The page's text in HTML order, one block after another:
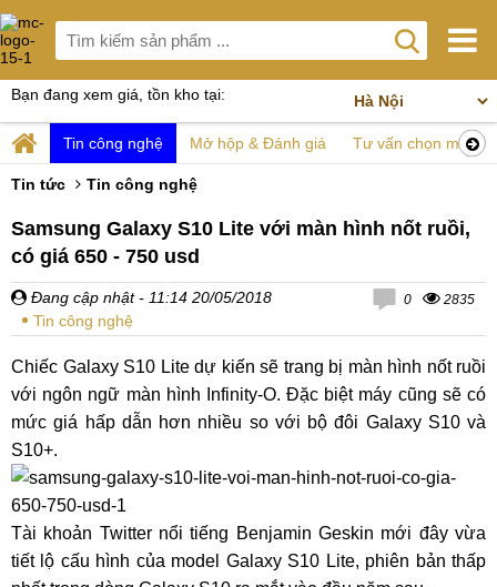
Bạn đang xem giá, tồn kho tại:
Tin công nghệ Mở hộp & Đánh giá Tư vấn chọn mua
Tin tức Tin công nghệ
Samsung Galaxy S10 Lite với màn hình nốt ruồi,
có giá 650 - 750 usd
Đang cập nhật - 11:14 20/05/2018
Tin công nghệ
0 2835
Chiếc Galaxy S10 Lite dự kiến sẽ trang bị màn hình nốt ruồi
với ngôn ngữ màn hình Infinity-O. Đặc biệt máy cũng sẽ có
mức giá hấp dẫn hơn nhiều so với bộ đôi Galaxy S10 và
S10+.
Tài khoản Twitter nổi tiếng Benjamin Geskin mới đây vừa
tiết lộ cấu hình của model Galaxy S10 Lite, phiên bản thấp